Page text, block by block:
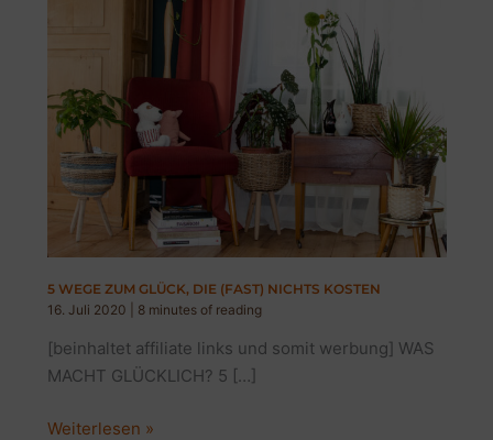
5 WEGE ZUM GLÜCK, DIE (FAST) NICHTS KOSTEN
16. Juli 2020
8 minutes of reading
[beinhaltet affiliate links und somit werbung] WAS
MACHT GLÜCKLICH? 5 […]
5
Weiterlesen »